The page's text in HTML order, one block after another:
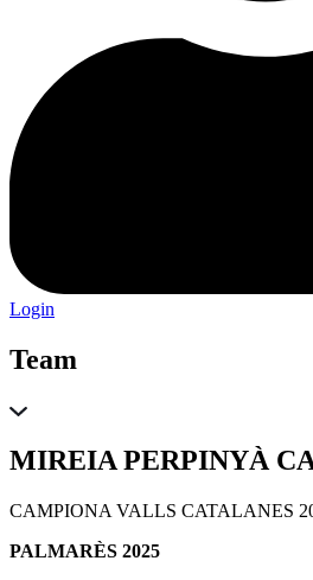
Login
Team
MIREIA PERPINYÀ
CAMPIONA VALLS CATALANES
PALMARÈS 2025